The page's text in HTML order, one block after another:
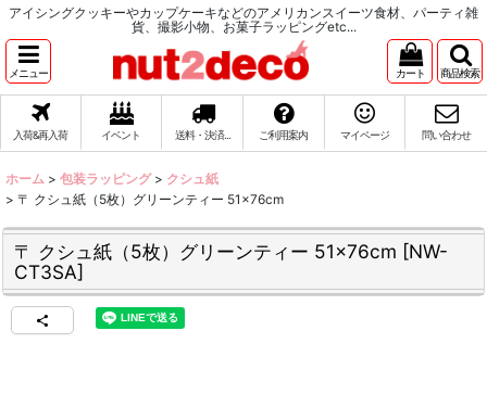
アイシングクッキーやカップケーキなどのアメリカンスイーツ食材、パーティ雑
貨、撮影小物、お菓子ラッピングetc...
メニュー カート 商品検索
入荷&再入荷 イベント 送料・決済... ご利用案内 マイページ 問い合わせ
ホーム > 包装ラッピング > クシュ紙
> 〒 クシュ紙（5枚）グリーンティー 51×76cm
〒 クシュ紙（5枚）グリーンティー 51×76cm [NW-
CT3SA]